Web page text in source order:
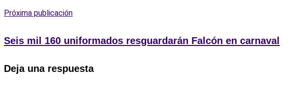
Próxima publicación
Seis mil 160 uniformados resguardarán Falcón en carnaval
Deja una respuesta